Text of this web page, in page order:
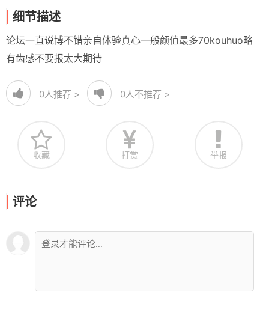
细节描述
论坛一直说博不错亲自体验真心一般颜值最多70kouhuo略
有齿感不要报太大期待
0人推荐 > 0人不推荐 >
收藏 打赏 举报
评论